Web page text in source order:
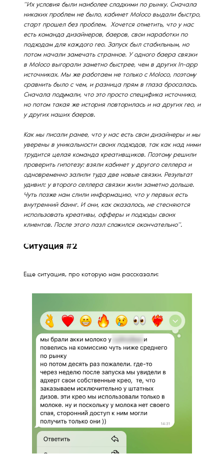
“Их условия были наиболее сладкими по рынку. Сначала
никаких проблем не было, кабинет Moloco выдали быстро,
старт прошел без проблем. Хочется отметить, что у нас
есть команда дизайнеров, баеров, свои наработки по
подходам для каждого гео. Запуск был стабильным, но
потом начали замечать странное. У одного баера связки
в Moloco выгорали заметно быстрее, чем в других In-app
источниках. Мы же работаем не только с Moloco, поэтому
сравнить было с чем, и разница прям в глаза бросалась.
Сначала подумали, что это просто специфика источника,
но потом такая же история повторилась и на других гео, и
у других наших баеров.
Как мы писали ранее, что у нас есть свои дизайнеры и мы
уверены в уникальности своих подходов, так как над ними
трудится целая команда креативщиков. Поэтому решили
проверить гипотезу: взяли кабинет у другого селлера и
одновременно залили туда две новые связки. Результат
удивил: у второго селлера связки жили заметно дольше.
Чуть позже нам слили информацию, что у первых есть
внутренний баинг. И они, как оказалось, не стесняются
использовать креативы, офферы и подходы своих
клиентов. После этого пазл сложился окончательно“.
Ситуация #2
Еще ситуация, про которую нам рассказали: